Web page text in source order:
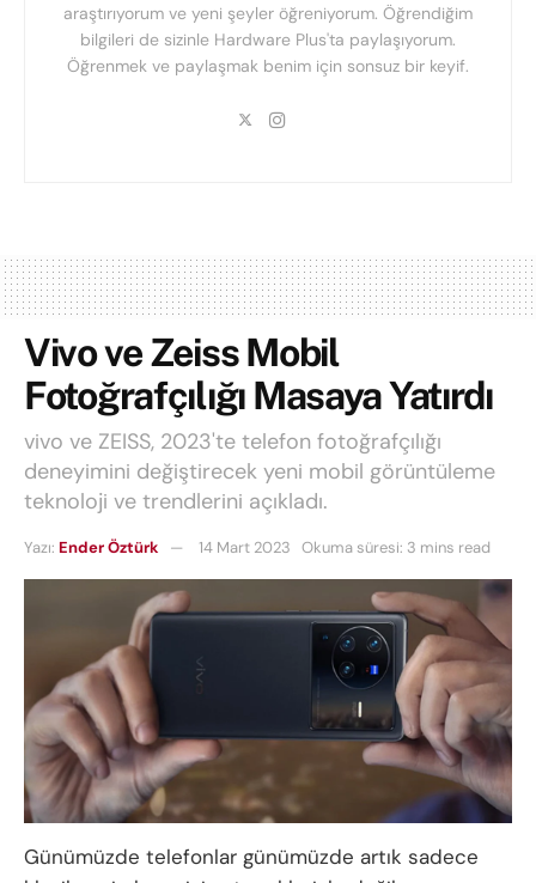
araştırıyorum ve yeni şeyler öğreniyorum. Öğrendiğim
bilgileri de sizinle Hardware Plus'ta paylaşıyorum.
Öğrenmek ve paylaşmak benim için sonsuz bir keyif.
Vivo ve Zeiss Mobil
Fotoğrafçılığı Masaya Yatırdı
vivo ve ZEISS, 2023'te telefon fotoğrafçılığı
deneyimini değiştirecek yeni mobil görüntüleme
teknoloji ve trendlerini açıkladı.
Yazı: Ender Öztürk 14 Mart 2023 Okuma süresi: 3 mins read
Günümüzde telefonlar günümüzde artık sadece